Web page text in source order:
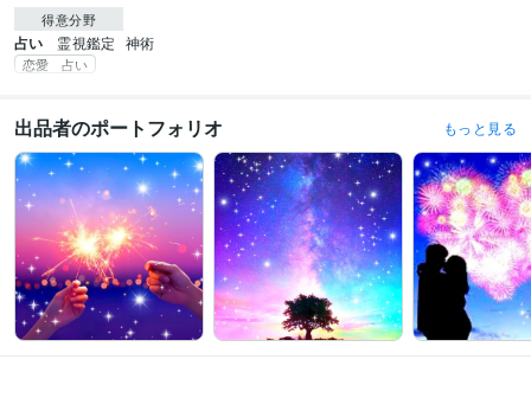
得意分野
占い 霊視鑑定 神術
恋愛 占い
出品者のポートフォリオ もっと見る